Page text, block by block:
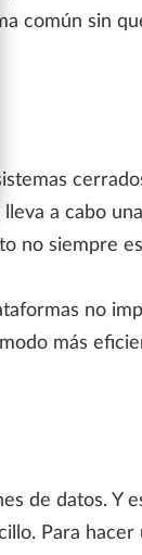
común sin
a cabo
no siempre
no
más
de datos. Y
Para hacer